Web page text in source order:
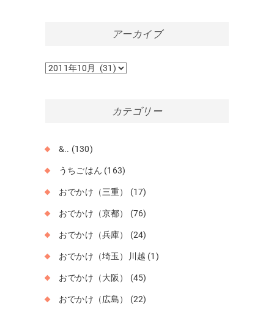
アーカイブ
ア
カテゴリー
&.. (130)
うちごはん (163)
おでかけ（三重） (17)
おでかけ（京都） (76)
おでかけ（兵庫） (24)
おでかけ（埼玉）川越 (1)
おでかけ（大阪） (45)
おでかけ（広島） (22)